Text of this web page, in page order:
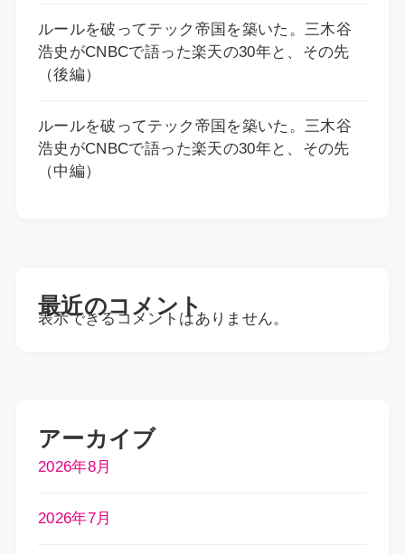
ルールを破ってテック帝国を築いた。三木谷
浩史がCNBCで語った楽天の30年と、その先
（後編）
ルールを破ってテック帝国を築いた。三木谷
浩史がCNBCで語った楽天の30年と、その先
（中編）
最近のコメント
表示できるコメントはありません。
アーカイブ
2026年8月
2026年7月